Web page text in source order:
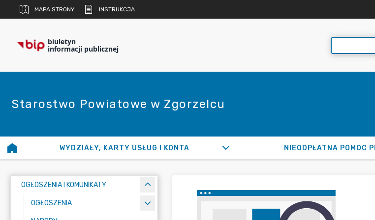
MAPA STRONY INSTRUKCJA
biuletyn
informacji publicznej
Starostwo Powiatowe w Zgorzelcu
WYDZIAŁY, KARTY USŁUG I KONTA NIEODPŁATNA POMOC
OGŁOSZENIA I KOMUNIKATY
OGŁOSZENIA